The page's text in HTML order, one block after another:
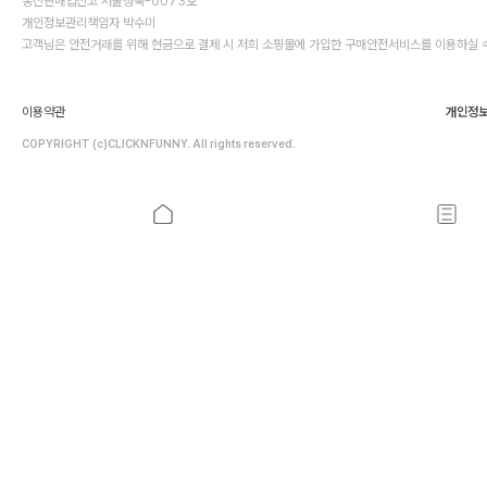
개인정보관리책임자 박수미
고객님은 안전거래를 위해 현금으로 결제 시 저희 소핑몰에 가입한 구매안전서비스를 이용하실
이용약관 개인정
COPYRIGHT (c)CLICKNFUNNY. All rights reserved.